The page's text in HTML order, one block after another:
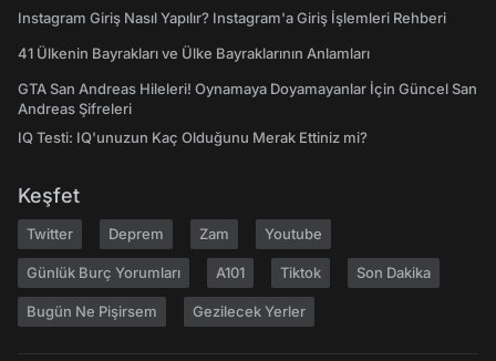
Instagram Giriş Nasıl Yapılır? Instagram'a Giriş İşlemleri Rehberi
41 Ülkenin Bayrakları ve Ülke Bayraklarının Anlamları
GTA San Andreas Hileleri! Oynamaya Doyamayanlar İçin Güncel San
Andreas Şifreleri
IQ Testi: IQ'unuzun Kaç Olduğunu Merak Ettiniz mi?
Keşfet
Twitter Deprem Zam Youtube
Günlük Burç Yorumları A101 Tiktok Son Dakika
Bugün Ne Pişirsem Gezilecek Yerler